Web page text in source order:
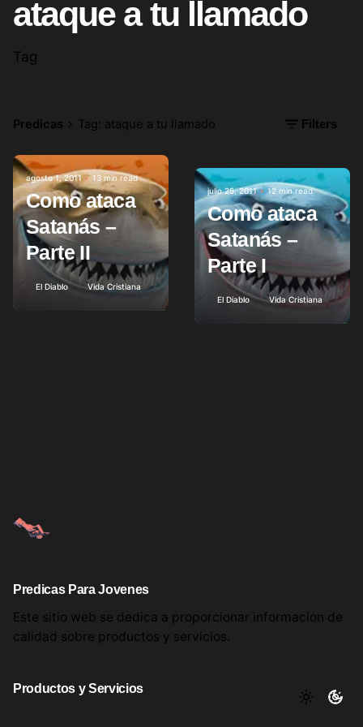
ataque a tu llamado
Tag
Predicas Tag: ataque a tu llamado Filters
Posted by
agosto 1, 2011 13 min read
Como ataca
Satanás –
Parte II
El Diablo Vida Cristiana
Posted by
julio 25, 2011 12 min read
Como ataca
Satanás –
Parte I
El Diablo Vida Cristiana
Predicas Para Jovenes
Este sitio web se dedica a proporcionar informacion de
calidad sobre productos y servicios.
Productos y Servicios